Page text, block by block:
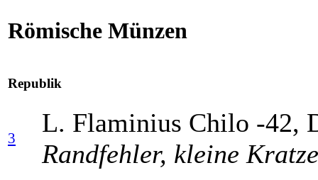
Römische Münzen
Republik
3
L. Flaminius Chilo -42,
Randfehler, kleine